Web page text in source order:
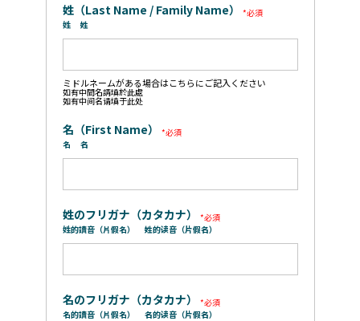
姓（Last Name / Family Name）
姓 姓
ミドルネームがある場合はこちらにご記入ください
如有中間名請填於此處
如有中间名请填于此处
名（First Name）
名 名
姓のフリガナ（カタカナ）
姓的讀音（片假名） 姓的读音（片假名）
名のフリガナ（カタカナ）
名的讀音（片假名） 名的读音（片假名）